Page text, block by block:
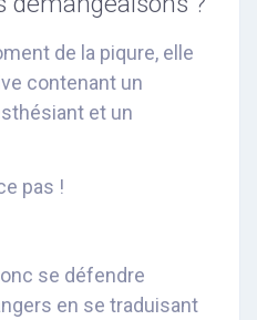
de la piqure, elle
contenant un
et un
pas !
se défendre
en se traduisant